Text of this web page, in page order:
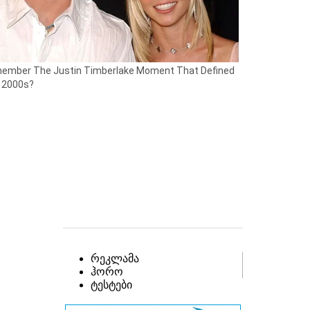
რეკლამა
ჰორო
ტესტები